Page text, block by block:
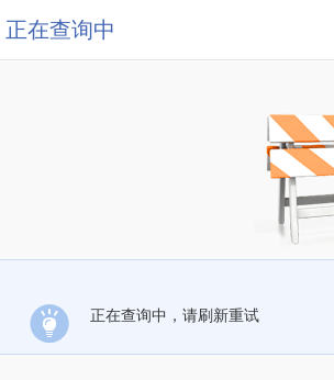
正在查询中
正在查询中，请刷新重试